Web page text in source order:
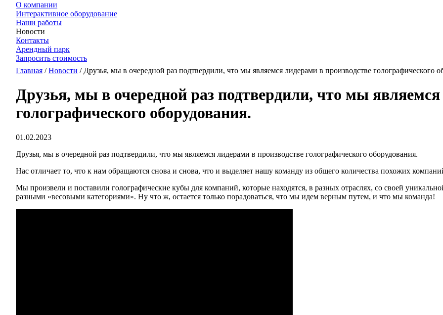
О компании
Интерактивное оборудование
Наши работы
Новости
Контакты
Арендный парк
Запросить стоимость
Главная /Новости / Друзья, мы в очередной раз подтвердили, что мы являемся лидерами в производстве голографического
Друзья, мы в очередной раз подтвердили, что мы
голографического оборудования.
01.02.2023
Друзья, мы в очередной раз подтвердили, что мы являемся лидерами в производстве голографического оборудования.
Нас отличает то, что к нам обращаются снова и снова, что и выделяет нашу команду из общего количества похожих
Мы произвели и поставили голографические кубы для компаний, которые находятся, в разных отраслях, со своей
разными «весовыми категориями». Ну что ж, остается только порадоваться, что мы идем верным путем, и что мы команда!